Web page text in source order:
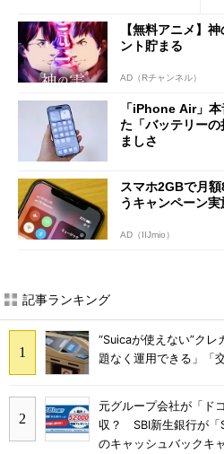
【無料アニメ】
ント貯まる
AD（Rチャンネル）
「iPhone Air」
た「バッテリー
ましさ
スマホ2GBで月
うキャンペーン実
AD（IIJmio）
記事ランキング
“Suicaが使えない”ク
題なく運用できる」「
元グループ会社が「ド
収？ SBI新生銀行が「
のキャッシュバックキ